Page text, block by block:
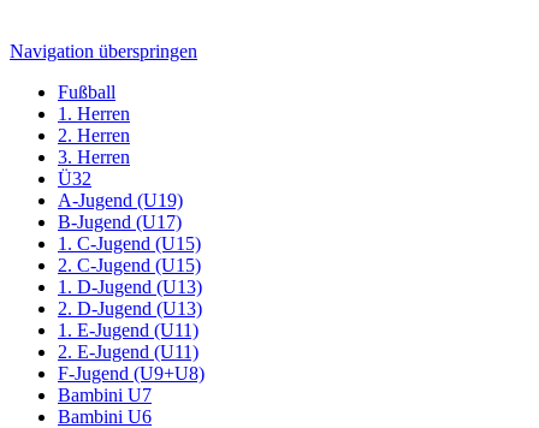
Navigation überspringen
Fußball
1. Herren
2. Herren
3. Herren
Ü32
A-Jugend (U19)
B-Jugend (U17)
1. C-Jugend (U15)
2. C-Jugend (U15)
1. D-Jugend (U13)
2. D-Jugend (U13)
1. E-Jugend (U11)
2. E-Jugend (U11)
F-Jugend (U9+U8)
Bambini U7
Bambini U6